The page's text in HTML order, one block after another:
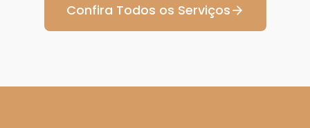
Confira Todos os Serviços